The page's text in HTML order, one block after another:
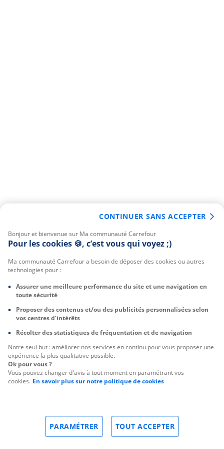
Bonjour et bienvenue sur Ma communauté Carrefour
Pour les cookies 🍪, c’est vous qui voyez ;)
Ma communauté Carrefour a besoin de déposer des cookies ou autres
technologies pour :
Assurer une meilleure performance du site et une navigation en
toute sécurité
Proposer des contenus et/ou des publicités personnalisées selon
vos centres d’intérêts
Récolter des statistiques de fréquentation et de navigation
Notre seul but : améliorer nos services en continu pour vous proposer une
expérience la plus qualitative possible.
Ok pour vous ?
Vous pouvez changer d'avis à tout moment en paramétrant vos
cookies. En savoir plus sur notre politique de cookies
TOUT ACCEPTER
PARAMÉTRER
CONTINUER SANS ACCEPTER